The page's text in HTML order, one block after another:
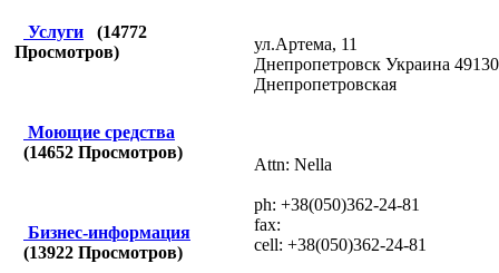
Услуги (14772
Просмотров)
Моющие средства
(14652 Просмотров)
Бизнес-информация
(13922 Просмотров)
ул.Артема, 11
Днепропетровск Украина 49130
Днепропетровская
Attn: Nella
ph: +38(050)362-24-81
fax:
cell: +38(050)362-24-81